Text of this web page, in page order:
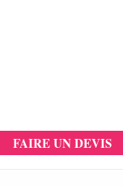
FAIRE UN DEVIS